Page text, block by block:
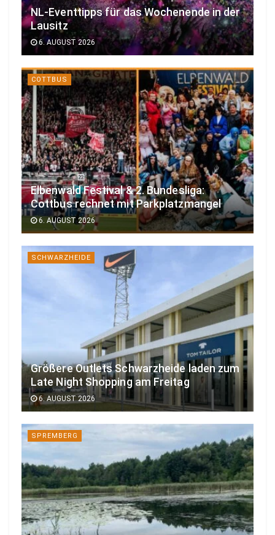
NL-Eventtipps für das Wochenende in der
Lausitz
6. AUGUST 2026
COTTBUS
Elbenwald Festival & 2. Bundesliga:
Cottbus rechnet mit Parkplatzmangel
6. AUGUST 2026
SCHWARZHEIDE
Größere Outlets Schwarzheide laden zum
Late Night Shopping am Freitag
6. AUGUST 2026
SPREMBERG